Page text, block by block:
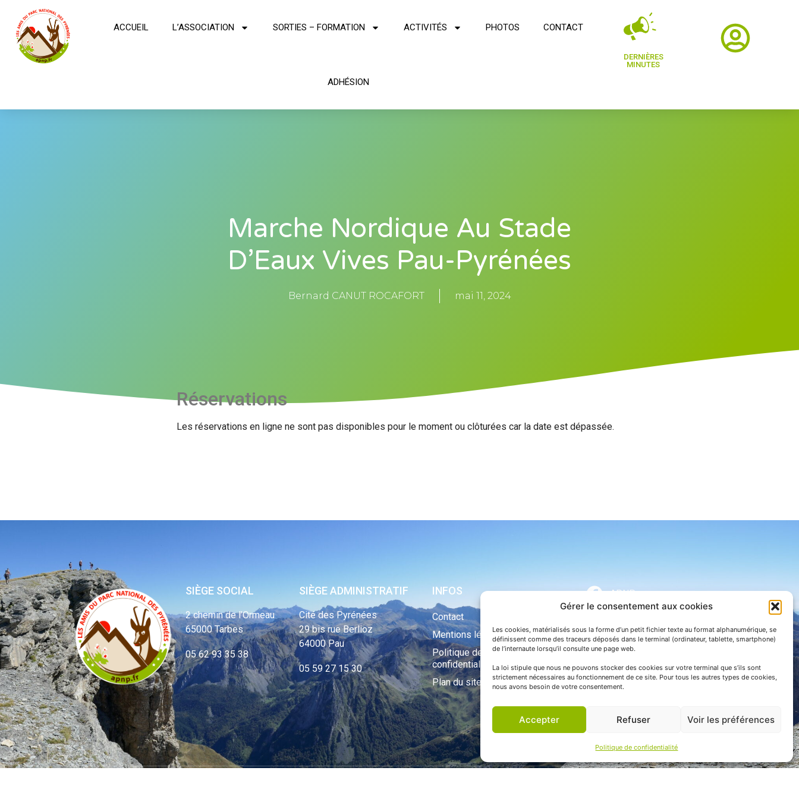
Gérer le consentement aux cookies
Les cookies, matérialisés sous la forme d’un petit fichier texte au format alphanumérique, se
définissent comme des traceurs déposés dans le terminal (ordinateur, tablette, smartphone)
de l’internaute lorsqu’il consulte une page web.
La loi stipule que nous ne pouvons stocker des cookies sur votre terminal que s’ils sont
strictement nécessaires au fonctionnement de ce site. Pour tous les autres types de cookies,
nous avons besoin de votre consentement.
Accepter Refuser Voir les préférences
Politique de confidentialité
ACCUEIL L’ASSOCIATION SORTIES – FORMATION ACTIVITÉS PHOTOS CONTACT
ADHÉSION
DERNIÈRES
MINUTES
Marche Nordique Au Stade
D’Eaux Vives Pau-Pyrénées
Bernard CANUT ROCAFORT mai 11, 2024
Réservations
Les réservations en ligne ne sont pas disponibles pour le moment ou clôturées car la date est dépassée.
SIÈGE SOCIAL
2 chemin de l’Ormeau
65000 Tarbes
05 62 93 35 38
SIÈGE ADMINISTRATIF
Cité des Pyrénées
29 bis rue Berlioz
64000 Pau
05 59 27 15 30
INFOS
Contact
Mentions légales
Politique de
confidentialité
Plan du site
APNP
Parc national des Pyrénées